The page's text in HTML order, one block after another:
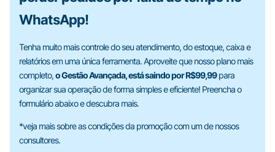
WhatsApp!
Tenha muito mais controle do seu atendimento, do estoque, caixa e
relatórios em uma única ferramenta. Aproveite que nosso plano mais
completo,o Gestão Avançada, está saindo por R$99,99para
organizar sua operação de forma simples e eficiente! Preencha o
formulário abaixo e descubra mais.
*veja mais sobre as condições da promoção com um de nossos
consultores.